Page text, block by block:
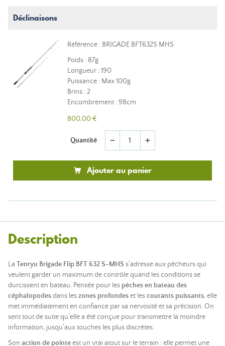
Déclinaisons
Référence : BRIGADE BFT632S MHS
Poids : 87g
Longueur : 190
Puissance : Max 100g
Brins : 2
Encombrement : 98cm
800,00 €
Quantité remove add
Ajouter au panier
Description
La Tenryu Brigade Flip BFT 632 S-MHS s’adresse aux pêcheurs qui
veulent garder un maximum de contrôle quand les conditions se
durcissent en bateau. Pensée pour les pêches en bateau des
céphalopodesdans leszones profondeset lescourants puissants, elle
met immédiatement en confiance par sa nervosité et sa précision. On
sent tout de suite qu’elle a été conçue pour transmettre la moindre
information, jusqu’aux touches les plus discrètes.
Son action de pointeest un vrai atout sur le terrain : elle permet une